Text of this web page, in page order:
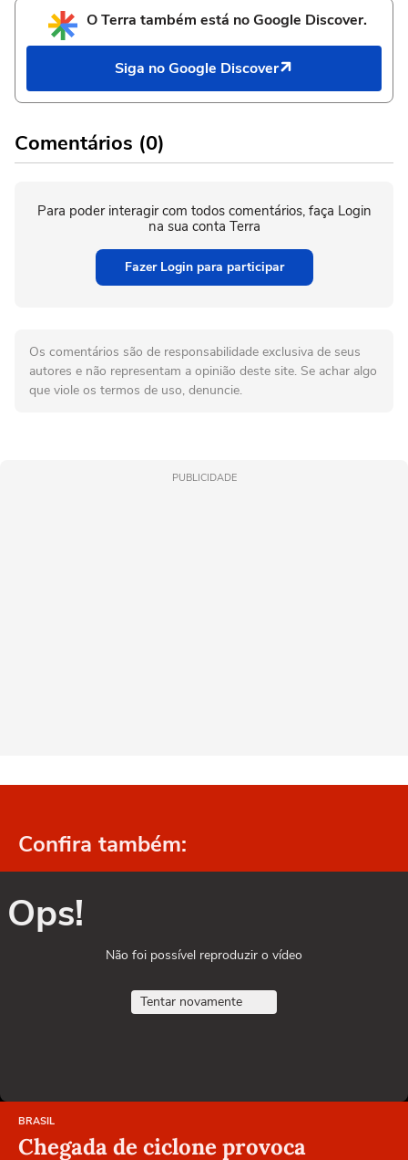
O Terra também está no Google Discover.
Siga no Google Discover
Comentários (0)
Para poder interagir com todos comentários, faça Login
na sua conta Terra
Fazer Login para participar
Os comentários são de responsabilidade exclusiva de seus
autores e não representam a opinião deste site. Se achar algo
que viole os termos de uso, denuncie.
PUBLICIDADE
Confira também:
Ops!
Não foi possível reproduzir o vídeo
Tentar novamente
BRASIL
Chegada de ciclone provoca